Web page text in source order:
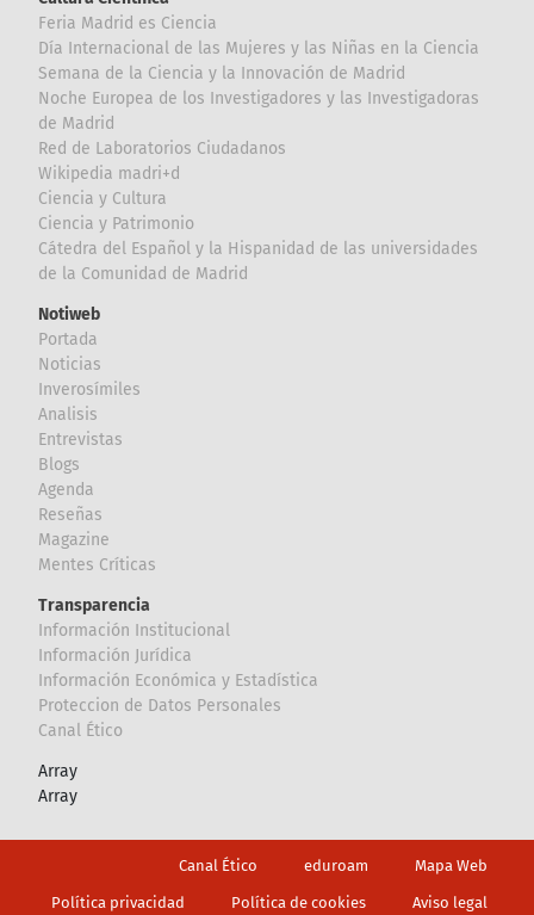
Feria Madrid es Ciencia
Día Internacional de las Mujeres y las Niñas en la Ciencia
Semana de la Ciencia y la Innovación de Madrid
Noche Europea de los Investigadores y las Investigadoras
de Madrid
Red de Laboratorios Ciudadanos
Wikipedia madri+d
Ciencia y Cultura
Ciencia y Patrimonio
Cátedra del Español y la Hispanidad de las universidades
de la Comunidad de Madrid
Notiweb
Portada
Noticias
Inverosímiles
Analisis
Entrevistas
Blogs
Agenda
Reseñas
Magazine
Mentes Críticas
Transparencia
Información Institucional
Información Jurídica
Información Económica y Estadística
Proteccion de Datos Personales
Canal Ético
Array
Array
Canal Ético eduroam Mapa Web
Política privacidad Política de cookies Aviso legal